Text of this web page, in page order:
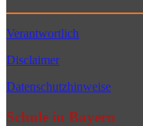
Verantwortlich
Disclaimer
Datenschutzhinweise
Schule in Bayern